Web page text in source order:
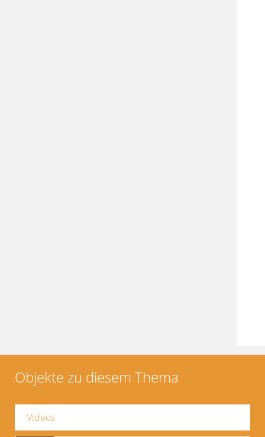
Objekte zu diesem Thema
Videos